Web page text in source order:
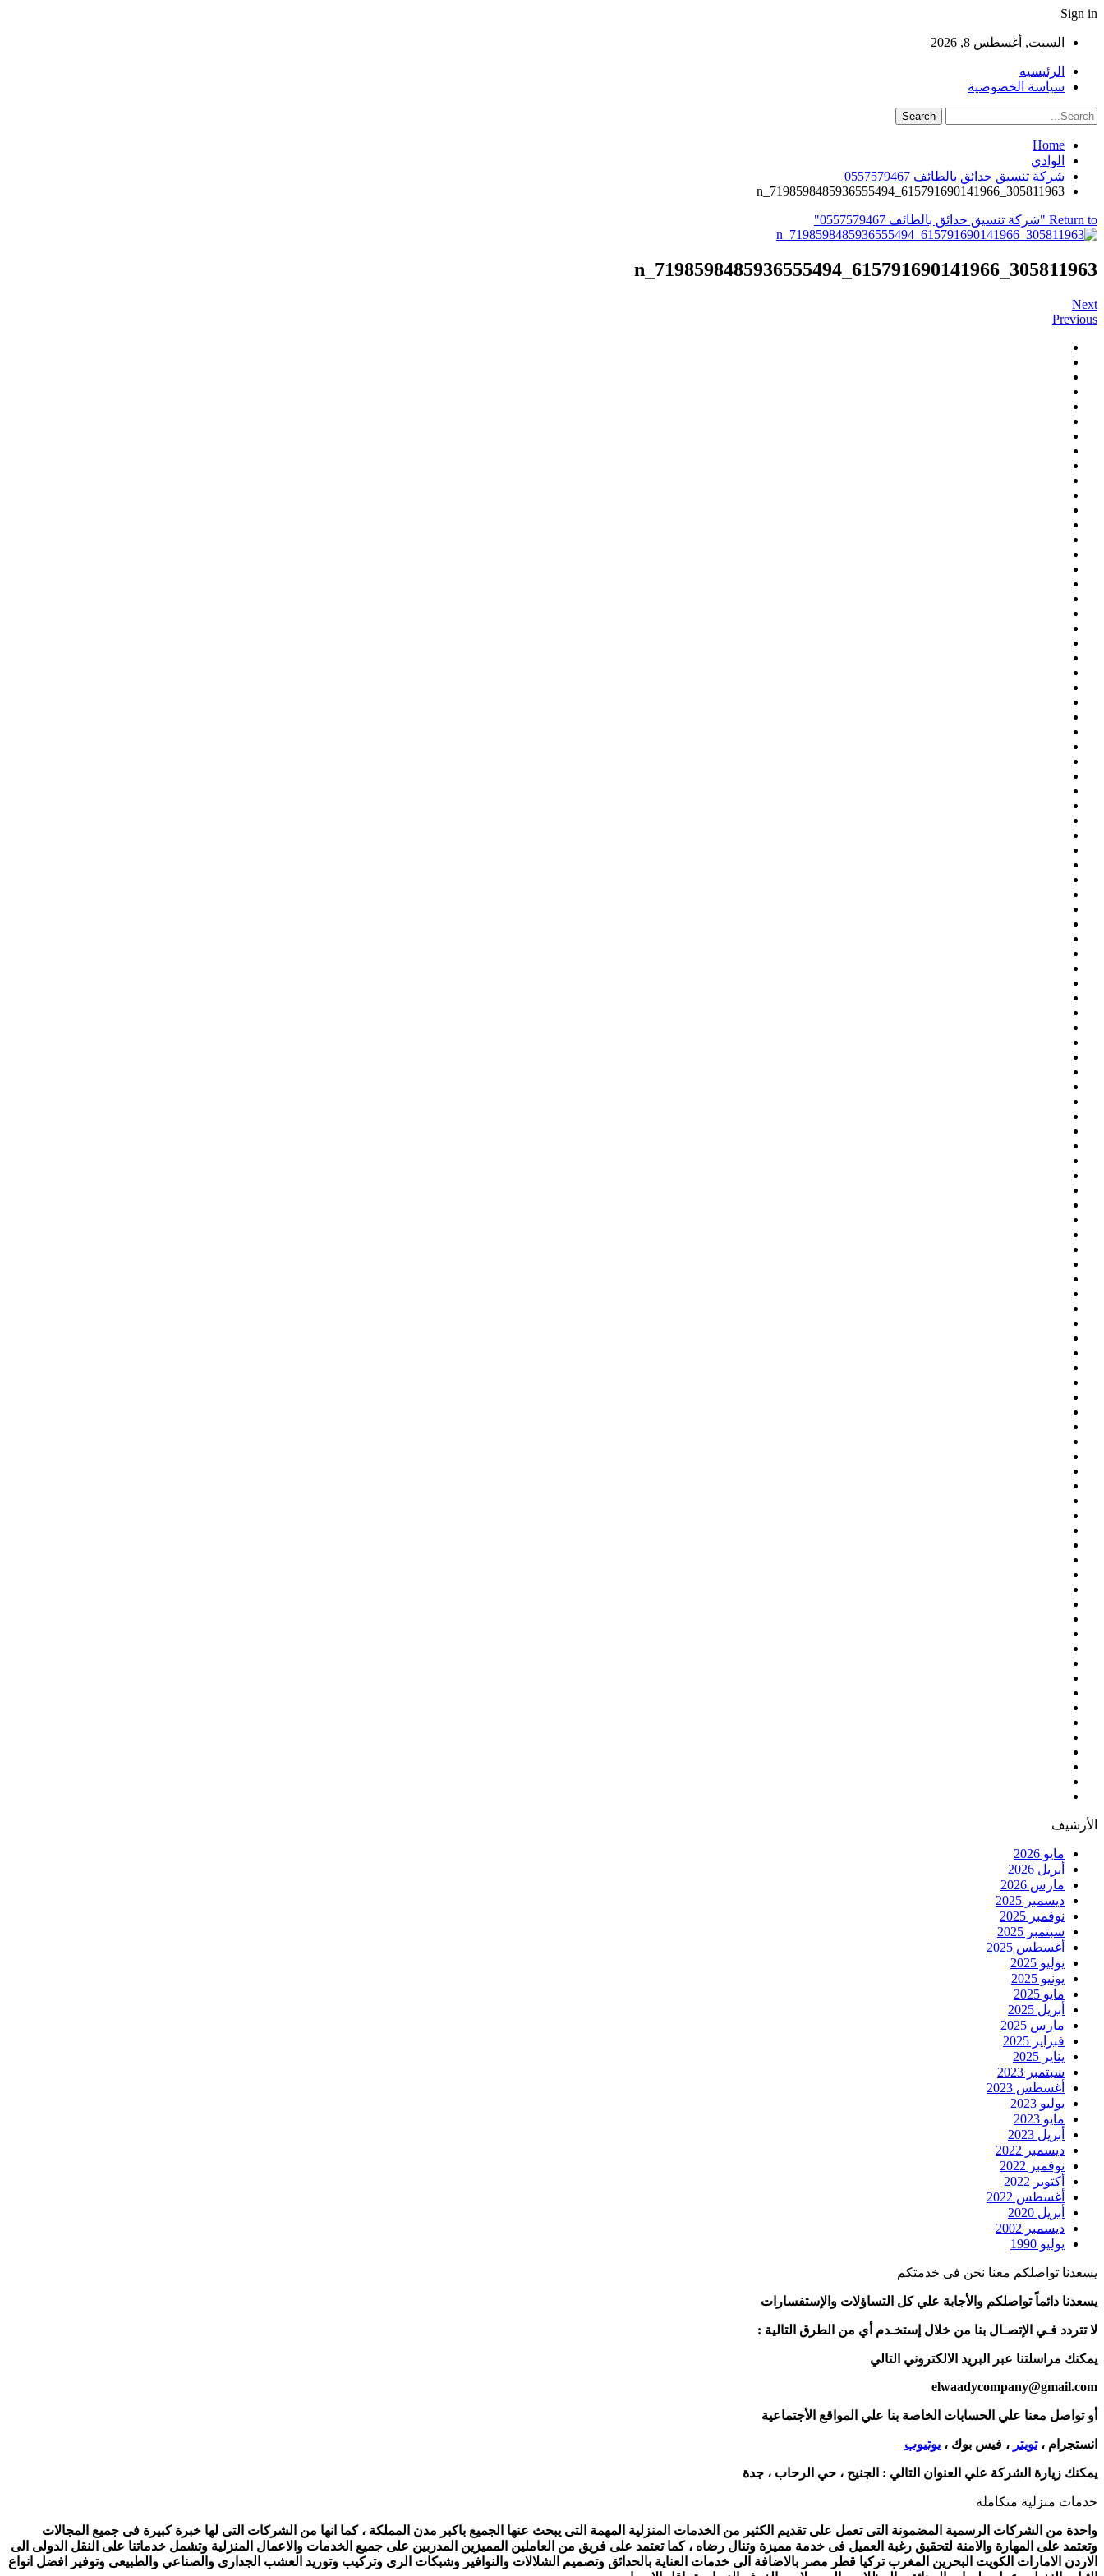
Sign in
السبت, أغسطس 8, 2026
الرئيسيه
سياسة الخصوصية
Home
الوادي
شركة تنسيق حدائق بالطائف 0557579467
305811963_615791690141966_7198598485936555494_n
Return to "شركة تنسيق حدائق بالطائف 0557579467"
305811963_615791690141966_7198598485936555494_n
Next
Previous
الأرشيف
مايو 2026
أبريل 2026
مارس 2026
ديسمبر 2025
نوفمبر 2025
سبتمبر 2025
أغسطس 2025
يوليو 2025
يونيو 2025
مايو 2025
أبريل 2025
مارس 2025
فبراير 2025
يناير 2025
سبتمبر 2023
أغسطس 2023
يوليو 2023
مايو 2023
أبريل 2023
ديسمبر 2022
نوفمبر 2022
أكتوبر 2022
أغسطس 2022
أبريل 2020
ديسمبر 2002
يوليو 1990
يسعدنا تواصلكم معنا نحن فى خدمتكم
يسعدنا دائماً تواصلكم والأجابة علي كل التساؤلات والإستفسارات
لا تتردد فـي الإتصـال بنا من خلال إستخـدم أي من الطرق التالية :
يمكنك مراسلتنا عبر البريد الالكتروني التالي
elwaadycompany@gmail.com
أو تواصل معنا علي الحسابات الخاصة بنا علي المواقع الأجتماعية
انستجرام ،تويتر ، فيس بوك ، يوتيوب
يمكنك زيارة الشركة علي العنوان التالي : الجنيح ، حي الرحاب ، جدة
خدمات منزلية متكاملة
واحدة من الشركات الرسمية المضمونة التى تعمل على تقديم الكثير من الخدمات المنزلية المهمة التى يبحث عنها الجميع باكبر مدن المملكة ، كما انها من الشركات التى لها خبرة كبيرة فى جميع المجالات
وتعتمد على المهارة والامنة لتحقيق رغبة العميل فى خدمة مميزة وتنال رضاه ، كما تعتمد على فريق من العاملين المميزين المدربين على جميع الخدمات والاعمال المنزلية وتشمل خدماتنا على النقل الدولى الى
الاردن الامارات الكويت البحرين المغرب تركيا قطر مصر بالاضافة الى خدمات العناية بالحدائق وتصميم الشلالات والنوافير وشبكات الرى وتركيب وتوريد العشب الجدارى والصناعي والطبيعى وتوفير افضل انواع